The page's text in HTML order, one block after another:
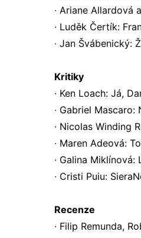
∙ Ariane
∙ Luděk Čertík:
∙ Jan Švábenický:
Kritiky
∙ Ken Loach: Já,
∙ Gabriel
∙ Nicolas Winding
∙ Maren Adeová:
∙ Galina
∙ Cristi Puiu:
Recenze
∙ Filip Remunda,